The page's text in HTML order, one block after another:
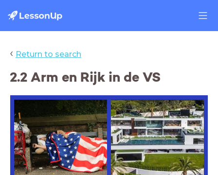
‹ Return to search
2.2 Arm en Rijk in de VS